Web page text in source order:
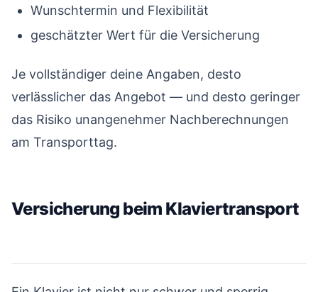
Wunschtermin und Flexibilität
geschätzter Wert für die Versicherung
Je vollständiger deine Angaben, desto
verlässlicher das Angebot — und desto geringer
das Risiko unangenehmer Nachberechnungen
am Transporttag.
Versicherung beim Klaviertransport